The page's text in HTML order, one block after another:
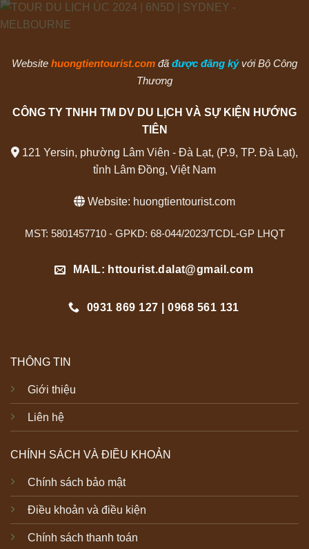
Website huongtientourist.com đã được đăng ký với Bộ Công
Thương
CÔNG TY TNHH TM DV DU LỊCH VÀ SỰ KIỆN HƯỚNG
TIÊN
121 Yersin, phường Lâm Viên - Đà Lạt, (P.9, TP. Đà Lạt),
tỉnh Lâm Đồng, Việt Nam
Website: huongtientourist.com
MST: 5801457710 - GPKD: 68-044/2023/TCDL-GP LHQT
MAIL: httourist.dalat@gmail.com
0931 869 127 | 0968 561 131
THÔNG TIN
Giới thiệu
Liên hệ
CHÍNH SÁCH VÀ ĐIỀU KHOẢN
Chính sách bảo mật
Điều khoản và điều kiện
Chính sách thanh toán